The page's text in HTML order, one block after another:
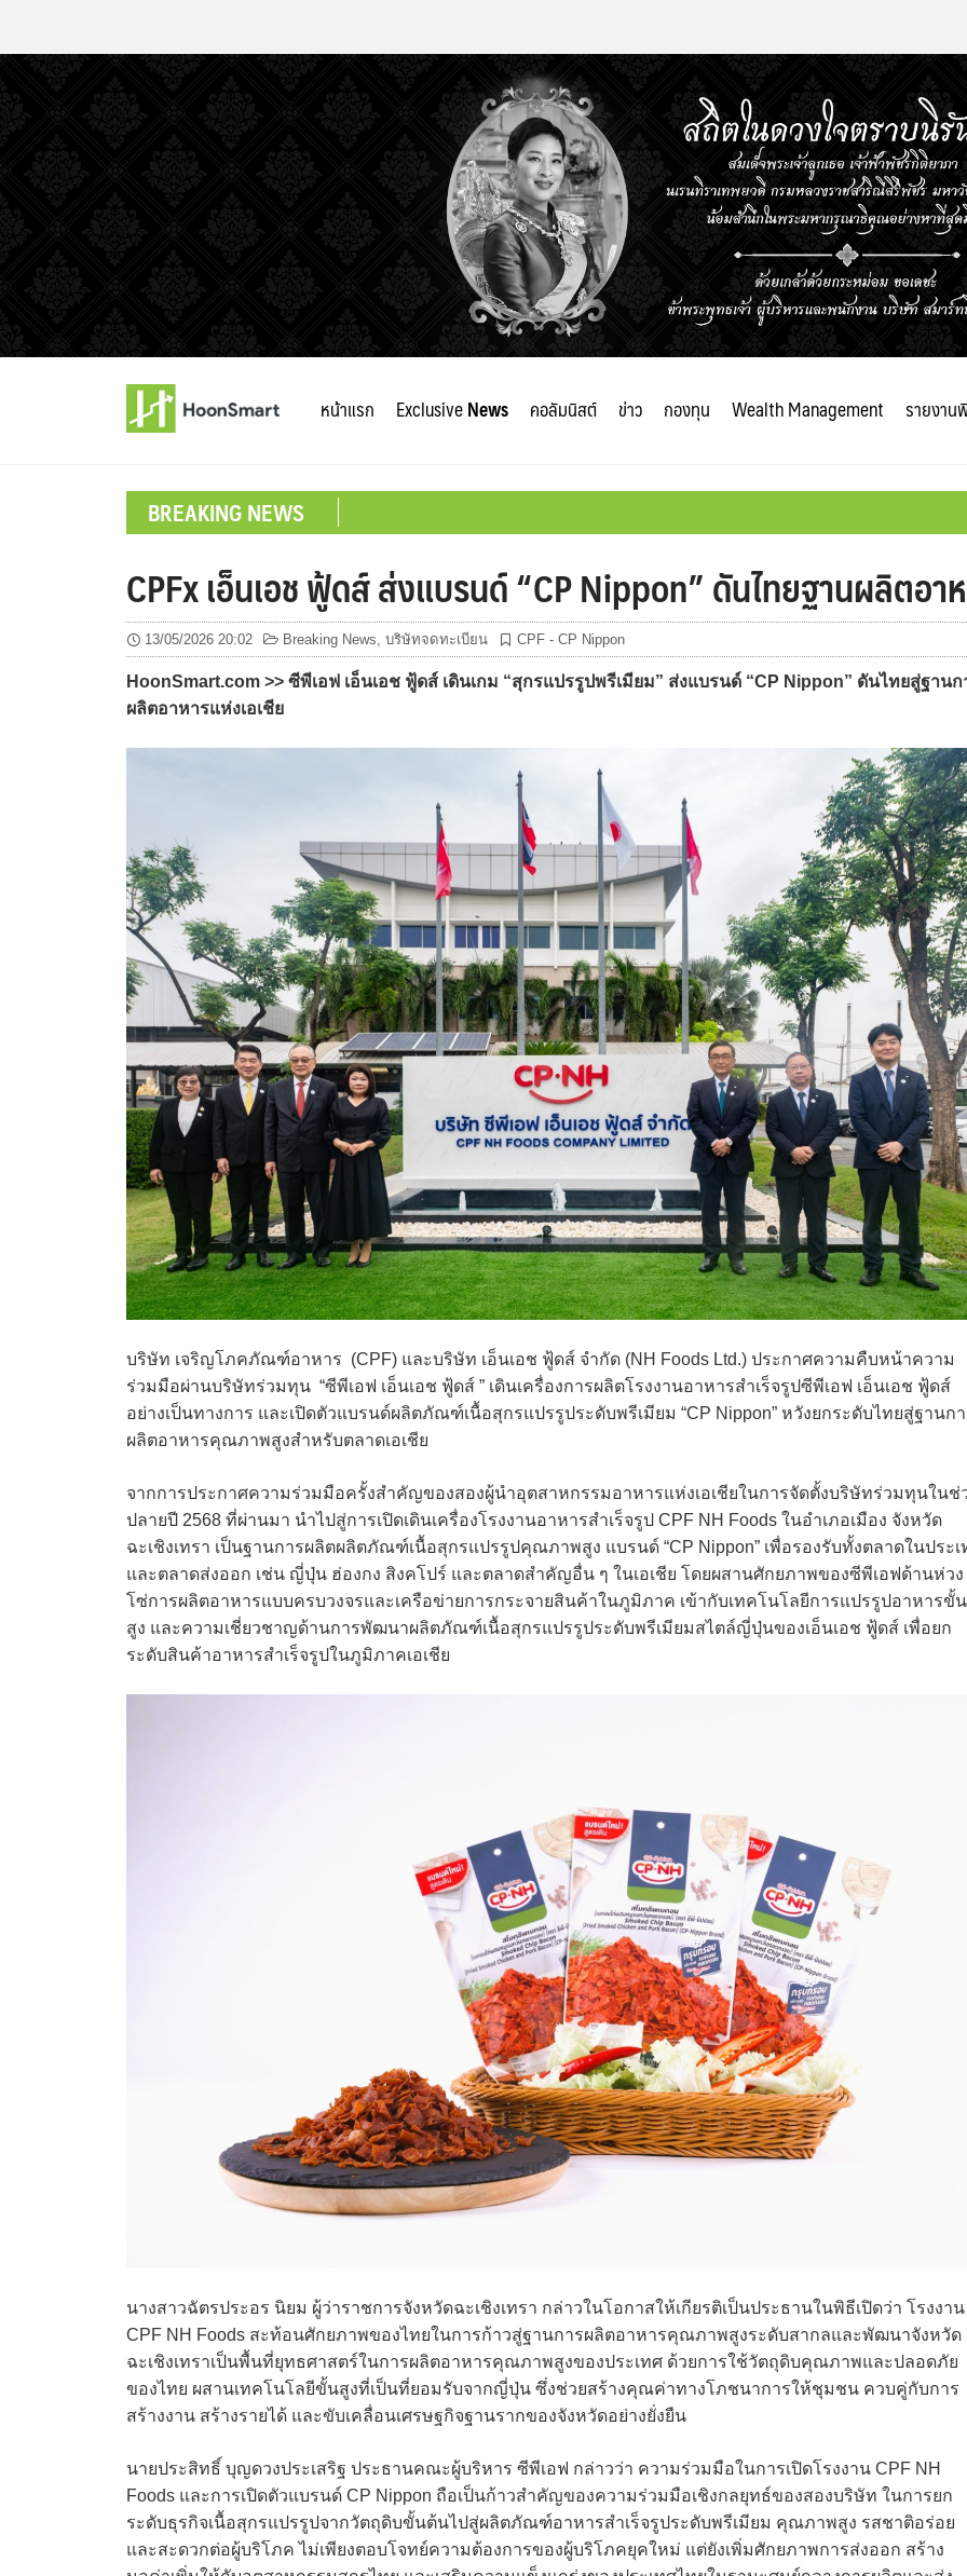
หน้าแรก ExclusiveNews คอลัมนิสต์ ข่าว กองทุน Wealth Management รายงาน
BREAKING NEWS
CPFx เอ็นเอช ฟู้ดส์ ส่งแบรนด์ “CP Nippon” ดันไทยฐานผลิตอาห
13/05/2026 20:02 Breaking News, บริษัทจดทะเบียน CPF - CP Nippon
HoonSmart.com >> ซีพีเอฟ เอ็นเอช ฟู้ดส์ เดินเกม “สุกรแปรรูปพรีเมียม” ส่งแบรนด์ “CP Nippon” ดันไทยสู่ฐานก
ผลิตอาหารแห่งเอเชีย
บริษัท เจริญโภคภัณฑ์อาหาร (CPF) และบริษัท เอ็นเอช ฟู้ดส์ จำกัด (NH Foods Ltd.) ประกาศความคืบหน้าความ
ร่วมมือผ่านบริษัทร่วมทุน “ซีพีเอฟ เอ็นเอช ฟู้ดส์ ” เดินเครื่องการผลิตโรงงานอาหารสำเร็จรูปซีพีเอฟ เอ็นเอช ฟู้ดส์
อย่างเป็นทางการ และเปิดตัวแบรนด์ผลิตภัณฑ์เนื้อสุกรแปรรูประดับพรีเมียม “CP Nippon” หวังยกระดับไทยสู่ฐานก
ผลิตอาหารคุณภาพสูงสำหรับตลาดเอเชีย
จากการประกาศความร่วมมือครั้งสำคัญของสองผู้นำอุตสาหกรรมอาหารแห่งเอเชียในการจัดตั้งบริษัทร่วมทุนในช่
ปลายปี 2568 ที่ผ่านมา นำไปสู่การเปิดเดินเครื่องโรงงานอาหารสำเร็จรูป CPF NH Foods ในอำเภอเมือง จังหวัด
ฉะเชิงเทรา เป็นฐานการผลิตผลิตภัณฑ์เนื้อสุกรแปรรูปคุณภาพสูง แบรนด์ “CP Nippon” เพื่อรองรับทั้งตลาดในประเ
และตลาดส่งออก เช่น ญี่ปุ่น ฮ่องกง สิงคโปร์ และตลาดสำคัญอื่น ๆ ในเอเชีย โดยผสานศักยภาพของซีพีเอฟด้านห่วง
โซ่การผลิตอาหารแบบครบวงจรและเครือข่ายการกระจายสินค้าในภูมิภาค เข้ากับเทคโนโลยีการแปรรูปอาหารขั้น
สูง และความเชี่ยวชาญด้านการพัฒนาผลิตภัณฑ์เนื้อสุกรแปรรูประดับพรีเมียมสไตล์ญี่ปุ่นของเอ็นเอช ฟู้ดส์ เพื่อยก
ระดับสินค้าอาหารสำเร็จรูปในภูมิภาคเอเชีย
นางสาวฉัตรประอร นิยม ผู้ว่าราชการจังหวัดฉะเชิงเทรา กล่าวในโอกาสให้เกียรติเป็นประธานในพิธีเปิดว่า โรงงาน
CPF NH Foods สะท้อนศักยภาพของไทยในการก้าวสู่ฐานการผลิตอาหารคุณภาพสูงระดับสากลและพัฒนาจังหวัด
ฉะเชิงเทราเป็นพื้นที่ยุทธศาสตร์ในการผลิตอาหารคุณภาพสูงของประเทศ ด้วยการใช้วัตถุดิบคุณภาพและปลอดภัย
ของไทย ผสานเทคโนโลยีขั้นสูงที่เป็นที่ยอมรับจากญี่ปุ่น ซึ่งช่วยสร้างคุณค่าทางโภชนาการให้ชุมชน ควบคู่กับการ
สร้างงาน สร้างรายได้ และขับเคลื่อนเศรษฐกิจฐานรากของจังหวัดอย่างยั่งยืน
นายประสิทธิ์ บุญดวงประเสริฐ ประธานคณะผู้บริหาร ซีพีเอฟ กล่าวว่า ความร่วมมือในการเปิดโรงงาน CPF NH
Foods และการเปิดตัวแบรนด์ CP Nippon ถือเป็นก้าวสำคัญของความร่วมมือเชิงกลยุทธ์ของสองบริษัท ในการยก
ระดับธุรกิจเนื้อสุกรแปรรูปจากวัตถุดิบขั้นต้นไปสู่ผลิตภัณฑ์อาหารสำเร็จรูประดับพรีเมียม คุณภาพสูง รสชาติอร่อย
และสะดวกต่อผู้บริโภค ไม่เพียงตอบโจทย์ความต้องการของผู้บริโภคยุคใหม่ แต่ยังเพิ่มศักยภาพการส่งออก สร้าง